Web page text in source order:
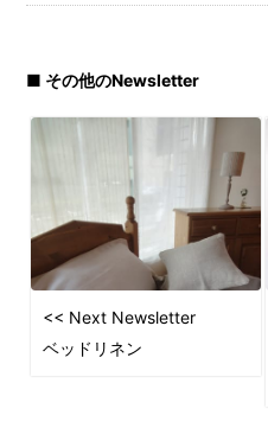
■ その他のNewsletter
<< Next Newsletter
ベッドリネン